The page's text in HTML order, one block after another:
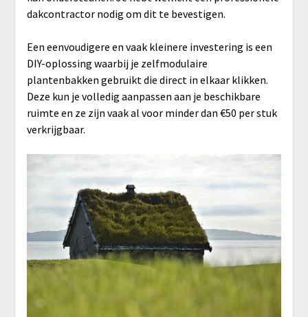
dakcontractor nodig om dit te bevestigen.
Een eenvoudigere en vaak kleinere investering is een
DIY-oplossing waarbij je zelfmodulaire
plantenbakken gebruikt die direct in elkaar klikken.
Deze kun je volledig aanpassen aan je beschikbare
ruimte en ze zijn vaak al voor minder dan €50 per stuk
verkrijgbaar.